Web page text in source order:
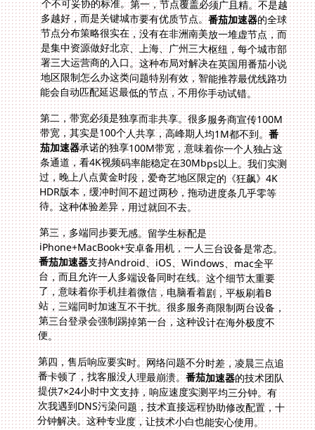
多越好，而是关键城市要有优质节点。番茄加速器的全球
节点分布策略很实在，没有在非洲南美放一堆虚节点，而
是集中资源做好北京、上海、广州三大枢纽，每个城市部
署三大运营商的入口。这种布局对解决在英国用番茄小说
地区限制怎么办这类问题特别有效，智能推荐最优线路功
能会自动匹配延迟最低的节点，不用你手动试错。
第二，带宽必须是独享而非共享。很多服务商宣传100M
带宽，其实是100个人共享，高峰期人均1M都不到。番
茄加速器承诺的独享100M带宽，意味着你一个人独占这
条通道，看4K视频码率能稳定在30Mbps以上。我们实测
过，晚上八点黄金时段，爱奇艺地区限定的《狂飙》4K
HDR版本，缓冲时间不超过两秒，拖动进度条几乎零等
待。这种体验差异，用过就回不去。
第三，多端同步要无感。留学生标配是
iPhone+MacBook+安卓备用机，一人三台设备是常态。
番茄加速器支持Android、iOS、Windows、mac全平
台，而且允许一人多端设备同时在线。这个细节太重要
了，意味着你手机挂着微信，电脑看着剧，平板刷着B
站，三端同时加速互不干扰。很多服务商限制两台设备，
第三台登录会强制踢掉第一台，这种设计在海外极度不
便。
第四，售后响应要实时。网络问题不分时差，凌晨三点追
番卡顿了，找客服没人理最崩溃。番茄加速器的技术团队
提供7×24小时中文支持，响应速度实测平均三分钟。有
次我遇到DNS污染问题，技术直接远程协助修改配置，十
分钟解决。这种专业度，让技术小白也能安心使用。